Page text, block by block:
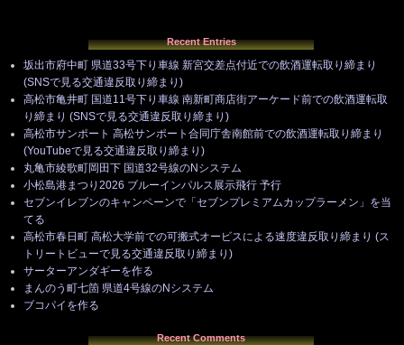
Recent Entries
坂出市府中町 県道33号下り車線 新宮交差点付近での飲酒運転取り締まり
(SNSで見る交通違反取り締まり)
高松市亀井町 国道11号下り車線 南新町商店街アーケード前での飲酒運転取
り締まり (SNSで見る交通違反取り締まり)
高松市サンポート 高松サンポート合同庁舎南館前での飲酒運転取り締まり
(YouTubeで見る交通違反取り締まり)
丸亀市綾歌町岡田下 国道32号線のNシステム
小松島港まつり2026 ブルーインパルス展示飛行 予行
セブンイレブンのキャンペーンで「セブンプレミアムカップラーメン」を当
てる
高松市春日町 高松大学前での可搬式オービスによる速度違反取り締まり (ス
トリートビューで見る交通違反取り締まり)
サーターアンダギーを作る
まんのう町七箇 県道4号線のNシステム
ブコパイを作る
Recent Comments